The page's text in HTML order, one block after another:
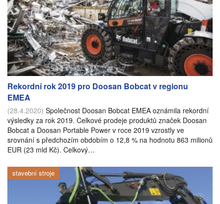
Rekordní rok 2019 pro Doosan Bobcat v regionu
EMEA
(28.4.2020) Společnost Doosan Bobcat EMEA oznámila rekordní
výsledky za rok 2019. Celkové prodeje produktů značek Doosan
Bobcat a Doosan Portable Power v roce 2019 vzrostly ve
srovnání s předchozím obdobím o 12,8 % na hodnotu 863 milionů
EUR (23 mld Kč). Celkový…
stavební stroje